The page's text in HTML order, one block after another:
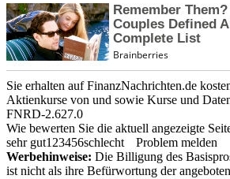
Sie erhalten auf FinanzNachrichten.de
Aktienkurse von und sowie Kurse und
FNRD-2.627.0
Wie bewerten Sie die aktuell angezeigte
sehr gut123456schlecht
Problem melden
Werbehinweise: Die Billigung des
ist nicht als ihre Befürwortung der